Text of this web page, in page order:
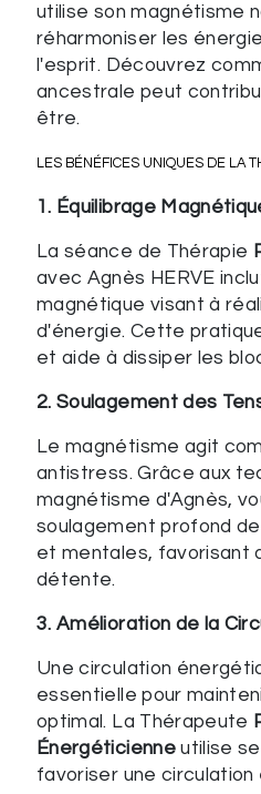
utilise son magnétisme
réharmoniser les
l'esprit. Découvrez
ancestrale peut
être.
LES BÉNÉFICES UNIQUES DE LA
1. Équilibrage
La séance de Thérapie
avec Agnès HERVE
magnétique visant à
d'énergie. Cette
et aide à dissiper les
2. Soulagement des
Le magnétisme agit
antistress. Grâce aux
magnétisme d'Agnès,
soulagement profond
et mentales, favorisant
détente.
3. Amélioration de la
Une circulation
essentielle pour
optimal. La Thérapeute
Énergéticienneutilise
favoriser une